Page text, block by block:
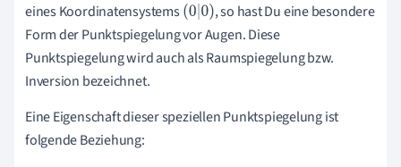
eines Koordinatensystems(0| 0) , so hast Du eine besondere
Form der Punktspiegelung vor Augen. Diese
Punktspiegelung wird auch als Raumspiegelung bzw.
Inversion bezeichnet.
Eine Eigenschaft dieser speziellen Punktspiegelung ist
folgende Beziehung: